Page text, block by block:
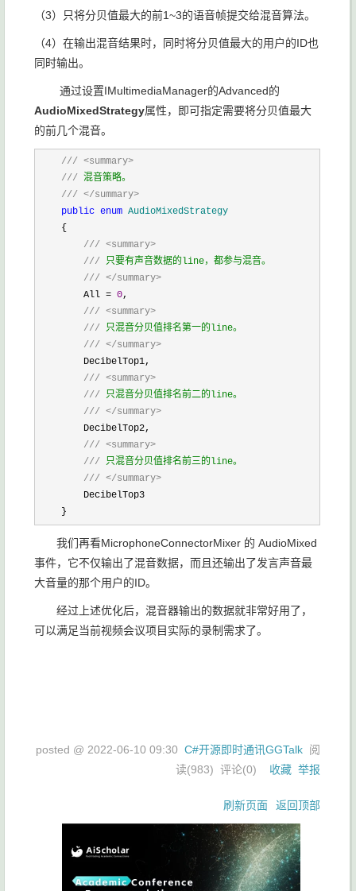
（3）只将分贝值最大的前1~3的语音帧提交给混音算法。
（4）在输出混音结果时，同时将分贝值最大的用户的ID也
同时输出。
通过设置IMultimediaManager的Advanced的
AudioMixedStrategy属性，即可指定需要将分贝值最大
的前几个混音。
/// <summary>
/// 混音策略。
/// </summary>
public enum AudioMixedStrategy
    {
/// <summary>
/// 只要有声音数据的line，都参与混音。
/// </summary>
        All =
0,
/// <summary>
/// 只混音分贝值排名第一的line。
/// </summary>
        DecibelTop1,
/// <summary>
/// 只混音分贝值排名前二的line。
/// </summary>
        DecibelTop2,
/// <summary>
/// 只混音分贝值排名前三的line。
/// </summary>
        DecibelTop3
    }
我们再看MicrophoneConnectorMixer 的 AudioMixed
事件，它不仅输出了混音数据，而且还输出了发言声音最
大音量的那个用户的ID。
经过上述优化后，混音器输出的数据就非常好用了，
可以满足当前视频会议项目实际的录制需求了。
posted @ 2022-06-10 09:30 C#开源即时通讯GGTalk 阅
读(983) 评论(0) 收藏 举报
刷新页面 返回顶部